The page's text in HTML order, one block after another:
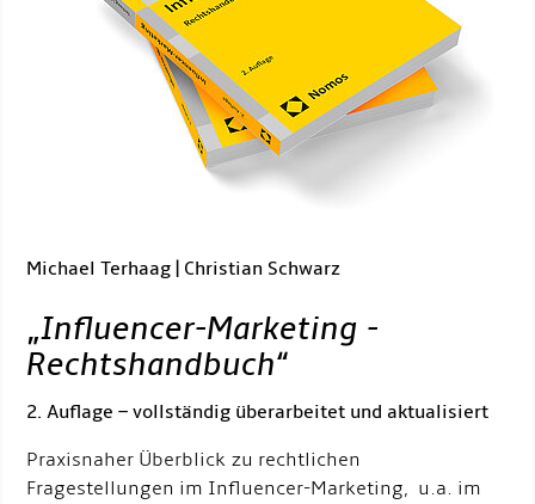
Michael Terhaag | Christian Schwarz
„Influencer-Marketing -
Rechtshandbuch“
2. Auflage – vollständig überarbeitet und aktualisiert
Praxisnaher Überblick zu rechtlichen
Fragestellungen im Influencer-Marketing, u.a. im